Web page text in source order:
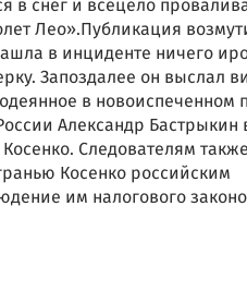
в снег и всецело
Лео».Публикация
в инциденте ничего
Запоздалее он выслал
в новоиспеченном
Александр Бастрыкин
Следователям
Косенко российским
им налогового